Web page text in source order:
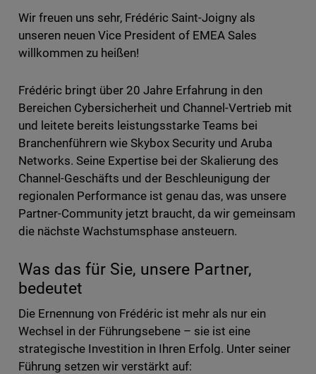
Wir freuen uns sehr, Frédéric Saint-Joigny als
unseren neuen Vice President of EMEA Sales
willkommen zu heißen!
Frédéric bringt über 20 Jahre Erfahrung in den
Bereichen Cybersicherheit und Channel-Vertrieb mit
und leitete bereits leistungsstarke Teams bei
Branchenführern wie Skybox Security und Aruba
Networks. Seine Expertise bei der Skalierung des
Channel-Geschäfts und der Beschleunigung der
regionalen Performance ist genau das, was unsere
Partner-Community jetzt braucht, da wir gemeinsam
die nächste Wachstumsphase ansteuern.
Was das für Sie, unsere Partner,
bedeutet
Die Ernennung von Frédéric ist mehr als nur ein
Wechsel in der Führungsebene – sie ist eine
strategische Investition in Ihren Erfolg. Unter seiner
Führung setzen wir verstärkt auf: